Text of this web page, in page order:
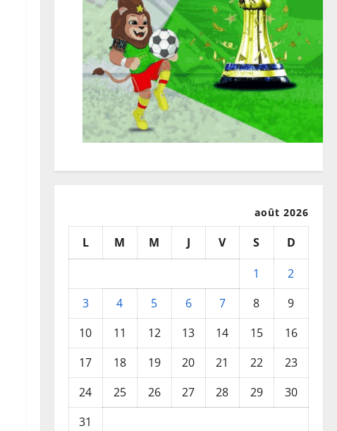
août 2026
L M M J V S
D
1
2
3
4 5 6 7 8
9
10
11 12 13 14 15
16
17
18 19 20 21 22
23
24
25 26 27 28 29
30
31